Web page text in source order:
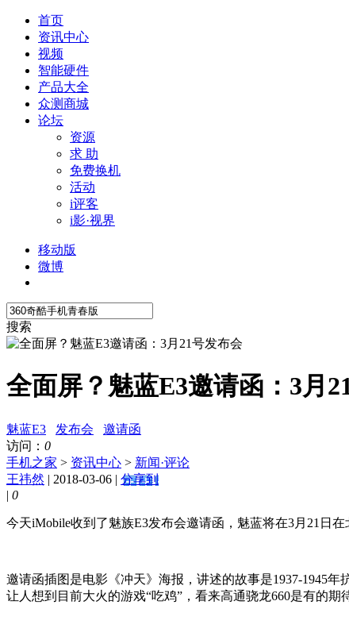
首页
资讯中心
视频
智能硬件
产品大全
众测商城
论坛
资源
求 助
免费换机
活动
i评客
i影·视界
移动版
微博
搜索
全面屏？魅蓝E3邀请函：3月
魅蓝E3 发布会
邀请函
访问： 0
手机之家 > 资讯中心 > 新闻·评论
王祎然 | 2018-03-06 | 分享到
| 0
今天iMobile收到了魅族E3发布会邀请函，魅蓝将在3月21日
邀请函插图是电影《冲天》海报，讲述的故事是1937-1945
让人想到目前大火的游戏“吃鸡”，看来高通骁龙660是有的期